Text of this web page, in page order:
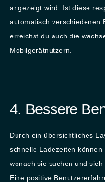
angezeigt wird. Ist diese
automatisch verschiedenen
erreichst du auch die
Mobilgerätnutzern.
4. Bessere
Durch ein übersichtliches
schnelle Ladezeiten können
wonach sie suchen und
Eine positive